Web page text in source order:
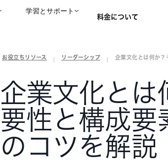
学習とサポート
料金について
お役立ちリソース リーダーシップ 企業文化とは何か？
企業文化とは
要性と構成要
のコツを解説